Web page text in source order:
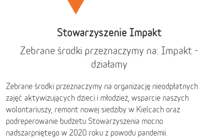
Stowarzyszenie Impakt
Zebrane środki przeznaczymy na: Impakt -
działamy
Zebrane środki przeznaczymy na organizację nieodpłatnych
zajęć aktywizujących dzieci i młodzież, wsparcie naszych
wolontariuszy, remont nowej siedziby w Kielcach oraz
podreperowanie budżetu Stowarzyszenia mocno
nadszarpniętego w 2020 roku z powodu pandemii.